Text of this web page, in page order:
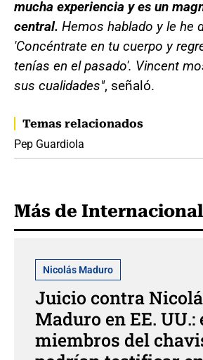
mucha experiencia y es un
central. Hemos hablado y le he
'Concéntrate en tu cuerpo y
tenías en el pasado'. Vincent
sus cualidades", señaló.
Temas relacionados
Pep Guardiola
Más de Internacional
Nicolás Maduro
Juicio contra
Maduro en EE. UU.:
miembros del